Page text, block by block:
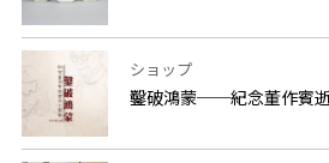
ショップ
鑿破鴻蒙──紀念董作賓逝